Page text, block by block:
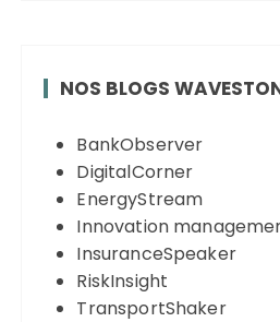
NOS BLOGS
BankObserver
DigitalCorner
EnergyStream
Innovation
InsuranceSpeaker
RiskInsight
TransportShaker